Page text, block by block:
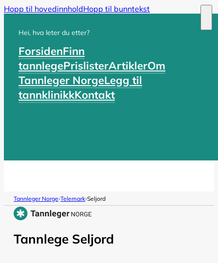
Hopp til hovedinnholdHopp til bunntekst
Hei, hva leter du etter?
ForsidenFinn
tannlegePrislisterArtiklerOm
Tannleger NorgeLegg til
tannklinikkKontakt
Tannleger Norge›Telemark›Seljord
Tannlege Seljord